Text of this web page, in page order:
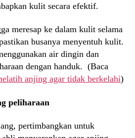
kulit secara efektif.
meresap ke dalam kulit selama
busanya menyentuh kulit.
air dingin dan
dengan handuk. (Baca
anjing agar tidak berkelahi)
peliharaan
pertimbangkan untuk